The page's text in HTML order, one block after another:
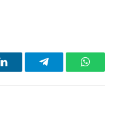
LinkedInTelegram